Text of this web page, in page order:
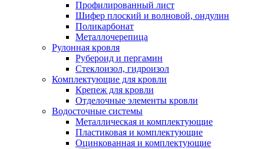
Профилированный лист
Шифер плоский и волновой, ондулин
Поликарбонат
Металлочерепица
Рулонная кровля
Рубероид и пергамин
Стеклоизол, гидроизол
Комплектующие для кровли
Крепеж для кровли
Отделочные элементы кровли
Водосточные системы
Металлическая и комплектующие
Пластиковая и комплектующие
Оцинкованная и комплектующие